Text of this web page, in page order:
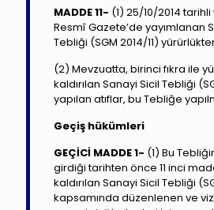
MADDE 11- (1) 25/10/2014 tarihli
Resmî Gazete’de yayımlanan
Tebliği (SGM 2014/11) yürürlükten
(2) Mevzuatta, birinci fıkra ile
kaldırılan Sanayi Sicil Tebliği
yapılan atıflar, bu Tebliğe
Geçiş hükümleri
GEÇİCİ MADDE 1- (1) Bu
girdiği tarihten önce 11 inci
kaldırılan Sanayi Sicil Tebliği
kapsamında düzenlenen ve